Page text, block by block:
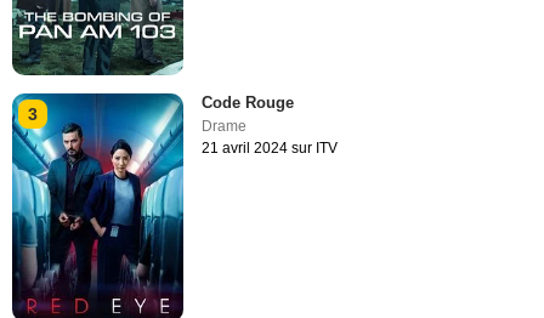
3
Code Rouge
Drame
21 avril 2024 sur ITV